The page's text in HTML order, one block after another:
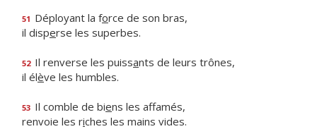
51 Déployant la force de son bras,
il disperse les superbes.
52 Il renverse les puissants de leurs trônes,
il élève les humbles.
53 Il comble de biens les affamés,
renvoie les riches les mains vides.